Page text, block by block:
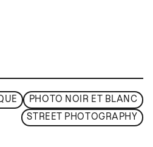
PHOTO NOIR ET BLANC
STREET PHOTOGRAPHY